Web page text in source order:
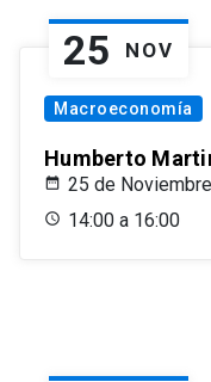
25 NOV
Macroeconomía
Humberto
25 de
14:00 a 16:00